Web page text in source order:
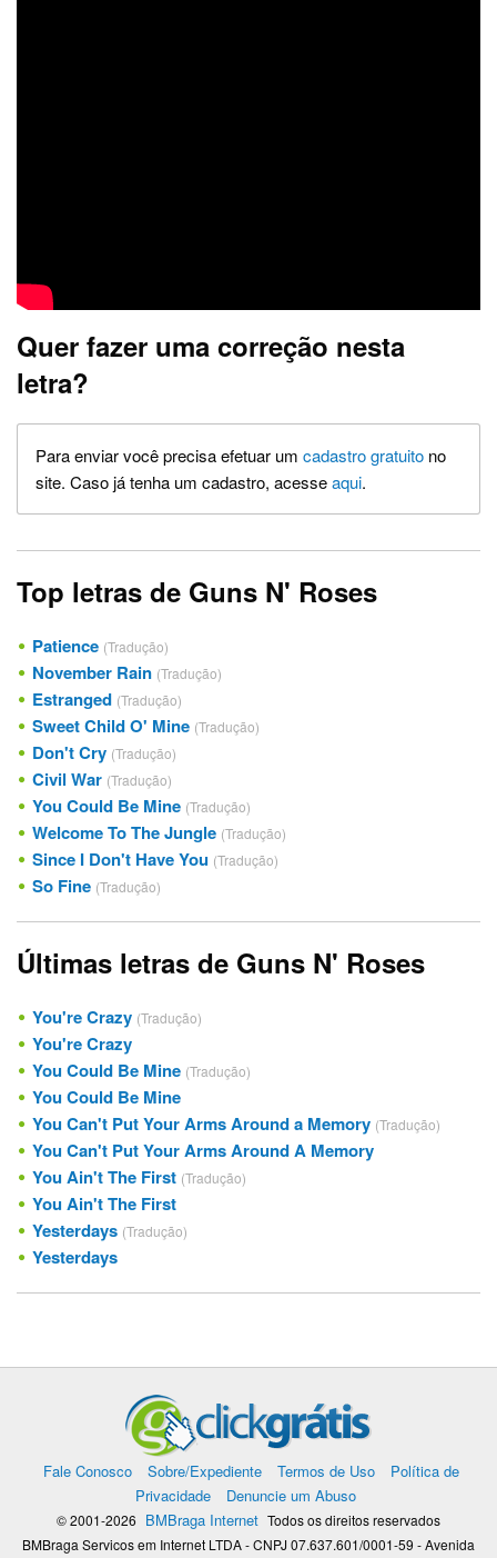
Quer fazer uma correção nesta
letra?
Para enviar você precisa efetuar um cadastro gratuito no
site. Caso já tenha um cadastro, acesseaqui.
Top letras de Guns N' Roses
Patience (Tradução)
November Rain (Tradução)
Estranged (Tradução)
Sweet Child O' Mine (Tradução)
Don't Cry (Tradução)
Civil War (Tradução)
You Could Be Mine (Tradução)
Welcome To The Jungle (Tradução)
Since I Don't Have You (Tradução)
So Fine (Tradução)
Últimas letras de Guns N' Roses
You're Crazy (Tradução)
You're Crazy
You Could Be Mine (Tradução)
You Could Be Mine
You Can't Put Your Arms Around a Memory (Tradução)
You Can't Put Your Arms Around A Memory
You Ain't The First (Tradução)
You Ain't The First
Yesterdays (Tradução)
Yesterdays
Fale Conosco Sobre/Expediente Termos de Uso
Política de
Privacidade
Denuncie um Abuso
© 2001-2026 BMBraga Internet Todos os direitos reservados
BMBraga Servicos em Internet LTDA - CNPJ 07.637.601/0001-59 - Avenida